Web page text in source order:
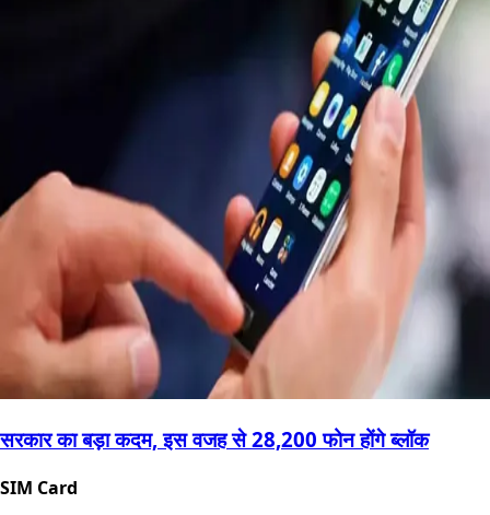
सरकार का बड़ा कदम, इस वजह से 28,200 फोन होंगे ब्लॉक
SIM Card